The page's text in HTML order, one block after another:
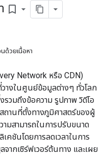
bookmark_border
ด้วยเนื้อหา
Network หรือ CDN)
วางในศูนย์ข้อมูลต่างๆ ทั่วโลก
รวมถึงข้อความ รูปภาพ วิดีโอ
ถานที่ตั้งทางภูมิศาสตร์ของผู้
มสามารถในการปรับขนาด
คชันโดยการลดเวลาในการ
กเซิร์ฟเวอร์ต้นทาง และเผย